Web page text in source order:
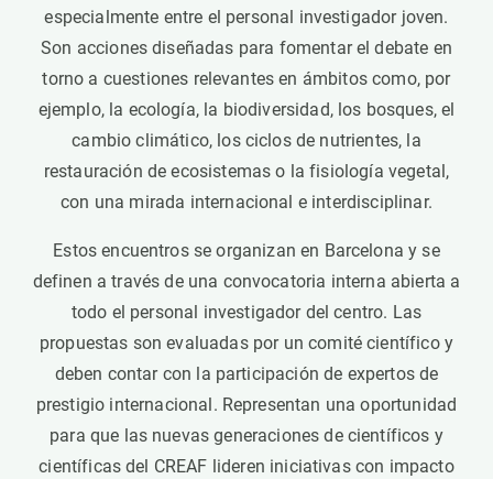
especialmente entre el personal investigador joven.
Son acciones diseñadas para fomentar el debate en
torno a cuestiones relevantes en ámbitos como, por
ejemplo, la ecología, la biodiversidad, los bosques, el
cambio climático, los ciclos de nutrientes, la
restauración de ecosistemas o la fisiología vegetal,
con una mirada internacional e interdisciplinar.
Estos encuentros se organizan en Barcelona y se
definen a través de una convocatoria interna abierta a
todo el personal investigador del centro. Las
propuestas son evaluadas por un comité científico y
deben contar con la participación de expertos de
prestigio internacional. Representan una oportunidad
para que las nuevas generaciones de científicos y
científicas del CREAF lideren iniciativas con impacto